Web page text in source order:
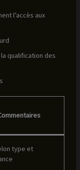
l’accès aux
qualification des
type et